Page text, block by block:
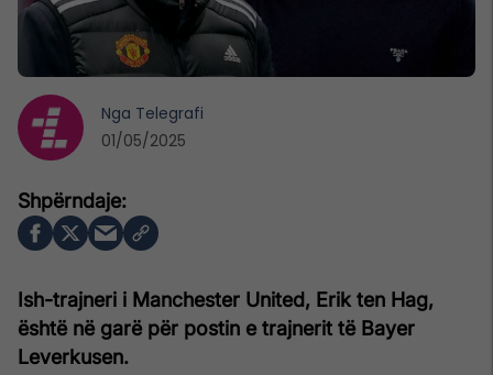
Ish-trajneri i Manchester United, Erik ten Hag,
është në garë për postin e trajnerit të Bayer
Leverkusen.
Nga Telegrafi
01/05/2025